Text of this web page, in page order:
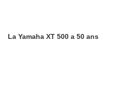
La Yamaha XT 500 a 50 ans